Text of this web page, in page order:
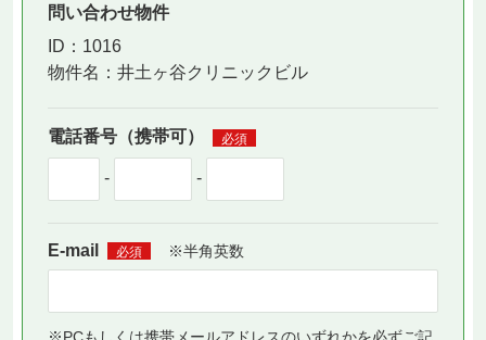
問い合わせ物件
ID：1016
物件名： 井土ヶ谷クリニックビル
電話番号（携帯可） 必須
- -
E-mail 必須 ※半角英数